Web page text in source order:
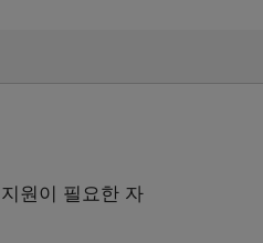
원이 필요한 자